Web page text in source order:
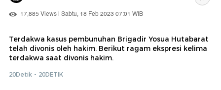
17,885 Views | Sabtu, 18 Feb 2023 07:01 WIB
Terdakwa kasus pembunuhan Brigadir Yosua Hutabarat
telah divonis oleh hakim. Berikut ragam ekspresi kelima
terdakwa saat divonis hakim.
20Detik - 20DETIK